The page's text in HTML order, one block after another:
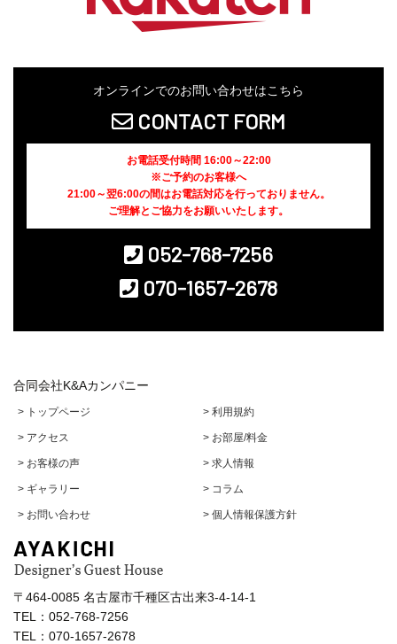
オンラインでのお問い合わせはこちら
CONTACT FORM
お電話受付時間 16:00～22:00
※ご予約のお客様へ
21:00～翌6:00の間はお電話対応を行っておりません。
ご理解とご協力をお願いいたします。
052-768-7256
070-1657-2678
合同会社K&Aカンパニー
> トップページ > 利用規約
> アクセス > お部屋/料金
> お客様の声 > 求人情報
> ギャラリー > コラム
> お問い合わせ > 個人情報保護方針
〒464-0085 名古屋市千種区古出来3-4-14-1
TEL：052-768-7256
TEL：070-1657-2678